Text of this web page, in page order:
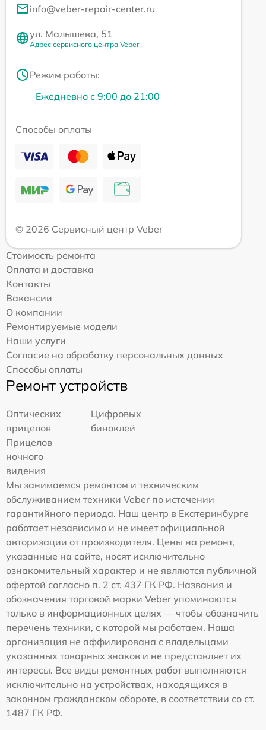
info@veber-repair-center.ru
ул. Малышева, 51
Адрес сервисного центра Veber
Режим работы:
Ежедневно с 9:00 до 21:00
Способы оплаты
© 2026 Сервисный центр Veber
Стоимость ремонта
Оплата и доставка
Контакты
Вакансии
О компании
Ремонтируемые модели
Наши услуги
Согласие на обработку персональных данных
Способы оплаты
Ремонт устройств
Оптических
прицелов
Цифровых
биноклей
Прицелов
ночного
видения
Мы занимаемся ремонтом и техническим
обслуживанием техники Veber по истечении
гарантийного периода. Наш центр в Екатеринбурге
работает независимо и не имеет официальной
авторизации от производителя. Цены на ремонт,
указанные на сайте, носят исключительно
ознакомительный характер и не являются публичной
офертой согласно п. 2 ст. 437 ГК РФ. Названия и
обозначения торговой марки Veber упоминаются
только в информационных целях — чтобы обозначить
перечень техники, с которой мы работаем. Наша
организация не аффилирована с владельцами
указанных товарных знаков и не представляет их
интересы. Все виды ремонтных работ выполняются
исключительно на устройствах, находящихся в
законном гражданском обороте, в соответствии со ст.
1487 ГК РФ.